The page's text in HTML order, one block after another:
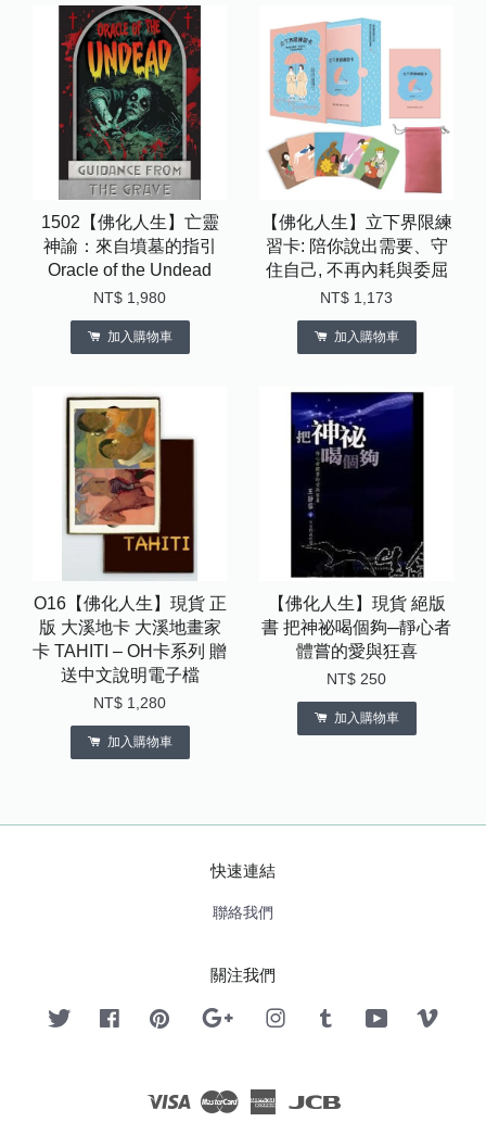
1502【佛化人生】亡靈
神諭：來自墳墓的指引
Oracle of the Undead
NT$ 1,980
加入購物車
【佛化人生】立下界限練
習卡: 陪你說出需要、守
住自己, 不再內耗與委屈
NT$ 1,173
加入購物車
O16【佛化人生】現貨 正
版 大溪地卡 大溪地畫家
卡 TAHITI – OH卡系列 贈
送中文說明電子檔
NT$ 1,280
加入購物車
【佛化人生】現貨 絕版
書 把神祕喝個夠─靜心者
體嘗的愛與狂喜
NT$ 250
加入購物車
快速連結
聯絡我們
關注我們
Twitter FacebookPinterest Google InstagramTumblr YouTube
Visa Master American